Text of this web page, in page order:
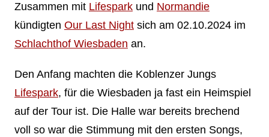
Zusammen mit Lifesparkund Normandie
kündigten Our Last Nightsich am 02.10.2024 im
Schlachthof Wiesbaden an.
Den Anfang machten die Koblenzer Jungs
Lifespark, für die Wiesbaden ja fast ein Heimspiel
auf der Tour ist. Die Halle war bereits brechend
voll so war die Stimmung mit den ersten Songs,